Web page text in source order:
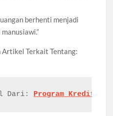
berhenti menjadi
Artikel Terkait Tentang:
Dari: Program Kredit